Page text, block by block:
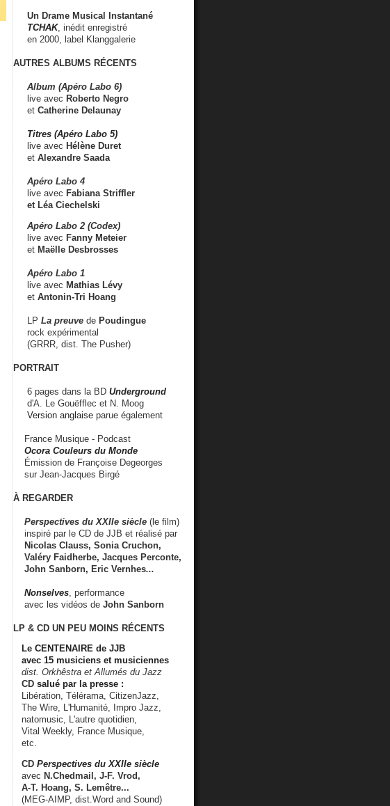
Un Drame Musical Instantané
TCHAK, inédit enregistré
en 2000, label Klanggalerie
AUTRES ALBUMS RÉCENTS
Album (Apéro Labo 6)
live avec Roberto Negro
et Catherine Delaunay
Titres (Apéro Labo 5)
live avec Hélène Duret
et Alexandre Saada
Apéro Labo 4
live avec Fabiana Striffler
et Léa Ciechelski
Apéro Labo 2 (Codex)
live avec Fanny Meteier
et Maëlle Desbrosses
Apéro Labo 1
live avec Mathias Lévy
et Antonin-Tri Hoang
LP La preuve de Poudingue
rock expérimental
(GRRR, dist. The Pusher)
PORTRAIT
6 pages dans la BD Underground
d'A. Le Gouëfflec et N. Moog
Version anglaise parue également
France Musique - Podcast
Ocora Couleurs du Monde
Émission de Françoise Degeorges
sur Jean-Jacques Birgé
À REGARDER
Perspectives du XXIIe siècle (le film)
inspiré par le CD de JJB et réalisé par
Nicolas Clauss, Sonia Cruchon,
Valéry Faidherbe, Jacques Perconte,
John Sanborn, Eric Vernhes...
Nonselves , performance
avec les vidéos de John Sanborn
LP & CD UN PEU MOINS RÉCENTS
Le CENTENAIRE de JJB
avec 15 musiciens et musiciennes
dist. Orkhêstra et Allumés du Jazz
CD salué par la presse :
Libération, Télérama, CitizenJazz,
The Wire, L'Humanité, Impro Jazz,
natomusic, L'autre quotidien,
Vital Weekly, France Musique,
etc.
CD Perspectives du XXIIe siècle
avec N.Chedmail, J-F. Vrod,
A-T. Hoang, S. Lemêtre...
(MEG-AIMP, dist.Word and Sound)